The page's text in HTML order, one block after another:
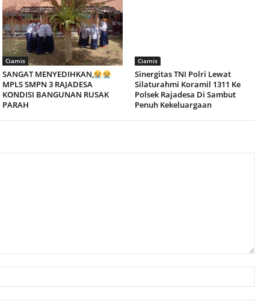
Ciamis
SANGAT MENYEDIHKAN,
MPLS SMPN 3 RAJADESA
KONDISI BANGUNAN RUSAK
PARAH
Ciamis
Sinergitas TNI Polri Lewat
Silaturahmi Koramil 1311 Ke
Polsek Rajadesa Di Sambut
Penuh Kekeluargaan